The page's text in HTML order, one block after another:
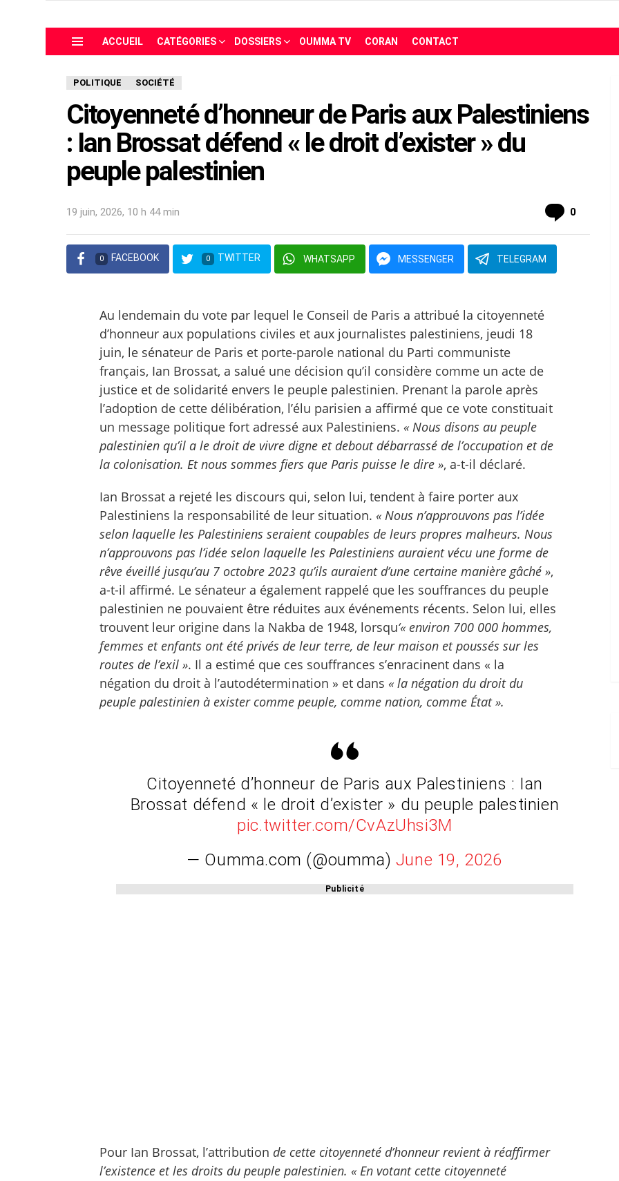
ACCUEIL CATÉGORIES DOSSIERS OUMMA TV CORAN CONTACT
POLITIQUE SOCIÉTÉ
Citoyenneté d’honneur de Paris aux Palestiniens
: Ian Brossat défend « le droit d’exister » du
peuple palestinien
19 juin, 2026, 10 h 44 min 0
0 FACEBOOK 0 TWITTER WHATSAPP MESSENGER TELEGRAM
Au lendemain du vote par lequel le Conseil de Paris a attribué la citoyenneté
d’honneur aux populations civiles et aux journalistes palestiniens, jeudi 18
juin, le sénateur de Paris et porte-parole national du Parti communiste
français, Ian Brossat, a salué une décision qu’il considère comme un acte de
justice et de solidarité envers le peuple palestinien. Prenant la parole après
l’adoption de cette délibération, l’élu parisien a affirmé que ce vote constituait
un message politique fort adressé aux Palestiniens. « Nous disons au peuple
palestinien qu’il a le droit de vivre digne et debout débarrassé de l’occupation et de
la colonisation. Et nous sommes fiers que Paris puisse le dire », a-t-il déclaré.
Ian Brossat a rejeté les discours qui, selon lui, tendent à faire porter aux
Palestiniens la responsabilité de leur situation. « Nous n’approuvons pas l’idée
selon laquelle les Palestiniens seraient coupables de leurs propres malheurs. Nous
n’approuvons pas l’idée selon laquelle les Palestiniens auraient vécu une forme de
rêve éveillé jusqu’au 7 octobre 2023 qu’ils auraient d’une certaine manière gâché »,
a-t-il affirmé. Le sénateur a également rappelé que les souffrances du peuple
palestinien ne pouvaient être réduites aux événements récents. Selon lui, elles
trouvent leur origine dans la Nakba de 1948, lorsqu‘« environ 700 000 hommes,
femmes et enfants ont été privés de leur terre, de leur maison et poussés sur les
routes de l’exil ». Il a estimé que ces souffrances s’enracinent dans « la
négation du droit à l’autodétermination » et dans « la négation du droit du
peuple palestinien à exister comme peuple, comme nation, comme État ».
Citoyenneté d’honneur de Paris aux Palestiniens : Ian
Brossat défend « le droit d’exister » du peuple palestinien
pic.twitter.com/CvAzUhsi3M
— Oumma.com (@oumma) June 19, 2026
Publicité
Pour Ian Brossat, l’attribution de cette citoyenneté d’honneur revient à réaffirmer
l’existence et les droits du peuple palestinien. « En votant cette citoyenneté